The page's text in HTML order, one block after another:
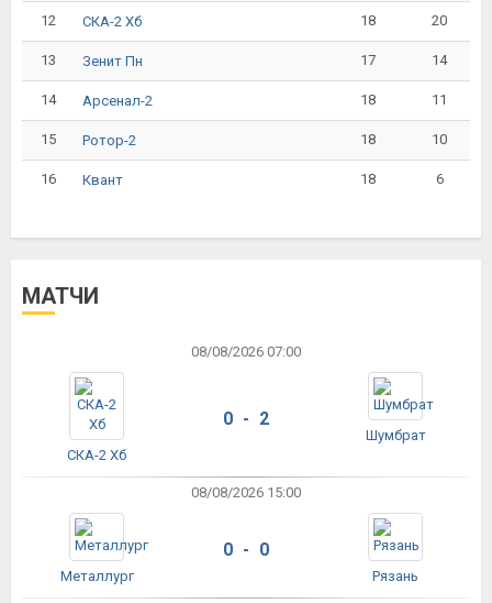
12 СКА-2 Хб 18 20
13 Зенит Пн 17 14
14 Арсенал-2 18 11
15 Ротор-2 18 10
16 Квант 18 6
МАТЧИ
08/08/2026 07:00
СКА-2 Хб
0 - 2
Шумбрат
08/08/2026 15:00
Металлург
0 - 0
Рязань